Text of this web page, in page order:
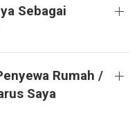
Sebagai
Rumah /
Saya